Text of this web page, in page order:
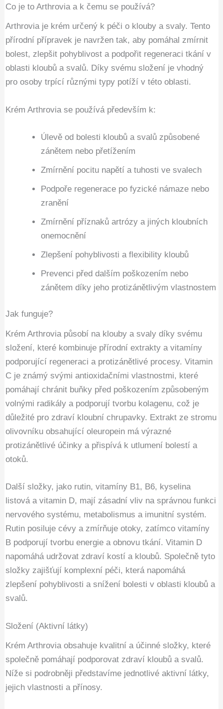
Co je to Arthrovia a k čemu se používá?
Arthrovia je krém určený k péči o klouby a svaly. Tento
přírodní přípravek je navržen tak, aby pomáhal zmírnit
bolest, zlepšit pohyblivost a podpořit regeneraci tkání v
oblasti kloubů a svalů. Díky svému složení je vhodný
pro osoby trpící různými typy potíží v této oblasti.
Krém Arthrovia se používá především k:
Úlevě od bolesti kloubů a svalů způsobené
zánětem nebo přetížením
Zmírnění pocitu napětí a tuhosti ve svalech
Podpoře regenerace po fyzické námaze nebo
zranění
Zmírnění příznaků artrózy a jiných kloubních
onemocnění
Zlepšení pohyblivosti a flexibility kloubů
Prevenci před dalším poškozením nebo
zánětem díky jeho protizánětlivým vlastnostem
Jak funguje?
Krém Arthrovia působí na klouby a svaly díky svému
složení, které kombinuje přírodní extrakty a vitamíny
podporující regeneraci a protizánětlivé procesy. Vitamin
C je známý svými antioxidačními vlastnostmi, které
pomáhají chránit buňky před poškozením způsobeným
volnými radikály a podporují tvorbu kolagenu, což je
důležité pro zdraví kloubní chrupavky. Extrakt ze stromu
olivovníku obsahující oleuropein má výrazné
protizánětlivé účinky a přispívá k utlumení bolestí a
otoků.
Další složky, jako rutin, vitamíny B1, B6, kyselina
listová a vitamin D, mají zásadní vliv na správnou funkci
nervového systému, metabolismus a imunitní systém.
Rutin posiluje cévy a zmírňuje otoky, zatímco vitamíny
B podporují tvorbu energie a obnovu tkání. Vitamin D
napomáhá udržovat zdraví kostí a kloubů. Společně tyto
složky zajišťují komplexní péči, která napomáhá
zlepšení pohyblivosti a snížení bolesti v oblasti kloubů a
svalů.
Složení (Aktivní látky)
Krém Arthrovia obsahuje kvalitní a účinné složky, které
společně pomáhají podporovat zdraví kloubů a svalů.
Níže si podrobněji představíme jednotlivé aktivní látky,
jejich vlastnosti a přínosy.